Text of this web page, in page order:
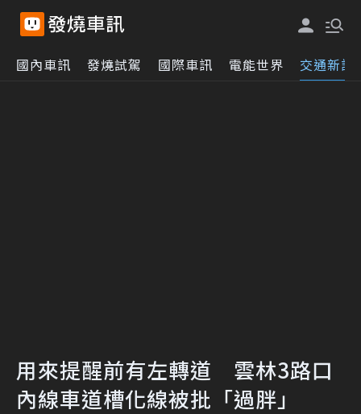
國內車訊 發燒試駕 國際車訊 電能世界 交通新訊
用來提醒前有左轉道 雲林3路口
內線車道槽化線被批「過胖」